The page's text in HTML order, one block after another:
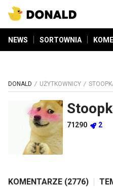
NEWS SORTOWNIA
DONALD UŻYTKOWNICY
71290 2
KOMENTARZE (2776)